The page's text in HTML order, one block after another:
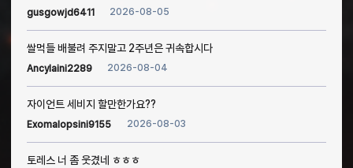
gusgowjd6411 2026-08-05
쌀먹들 배불려 주지말고 2주년은 귀속합시다
Ancylaini2289 2026-08-04
자이언트 세비지 할만한가요??
Exomalopsini9155 2026-08-03
토레스 너 좀 웃겼네 ㅎㅎㅎ